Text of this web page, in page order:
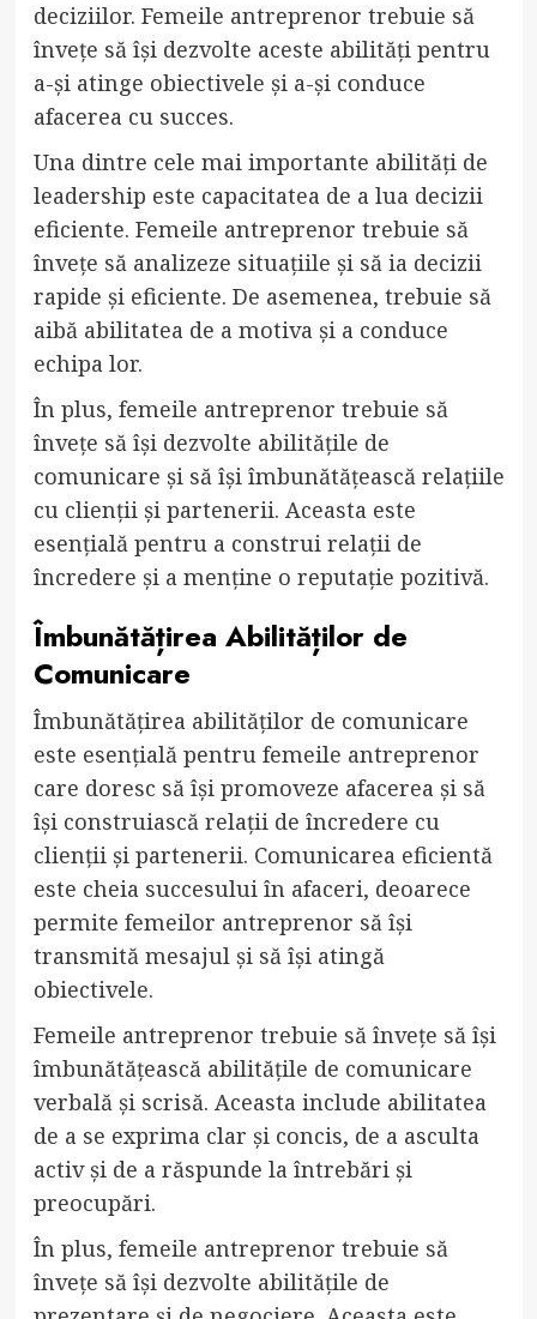
deciziilor. Femeile antreprenor trebuie să
învețe să își dezvolte aceste abilități pentru
a-și atinge obiectivele și a-și conduce
afacerea cu succes.
Una dintre cele mai importante abilități de
leadership este capacitatea de a lua decizii
eficiente. Femeile antreprenor trebuie să
învețe să analizeze situațiile și să ia decizii
rapide și eficiente. De asemenea, trebuie să
aibă abilitatea de a motiva și a conduce
echipa lor.
În plus, femeile antreprenor trebuie să
învețe să își dezvolte abilitățile de
comunicare și să își îmbunătățească relațiile
cu clienții și partenerii. Aceasta este
esențială pentru a construi relații de
încredere și a menține o reputație pozitivă.
Îmbunătățirea Abilităților de
Comunicare
Îmbunătățirea abilităților de comunicare
este esențială pentru femeile antreprenor
care doresc să își promoveze afacerea și să
își construiască relații de încredere cu
clienții și partenerii. Comunicarea eficientă
este cheia succesului în afaceri, deoarece
permite femeilor antreprenor să își
transmită mesajul și să își atingă
obiectivele.
Femeile antreprenor trebuie să învețe să își
îmbunătățească abilitățile de comunicare
verbală și scrisă. Aceasta include abilitatea
de a se exprima clar și concis, de a asculta
activ și de a răspunde la întrebări și
preocupări.
În plus, femeile antreprenor trebuie să
învețe să își dezvolte abilitățile de